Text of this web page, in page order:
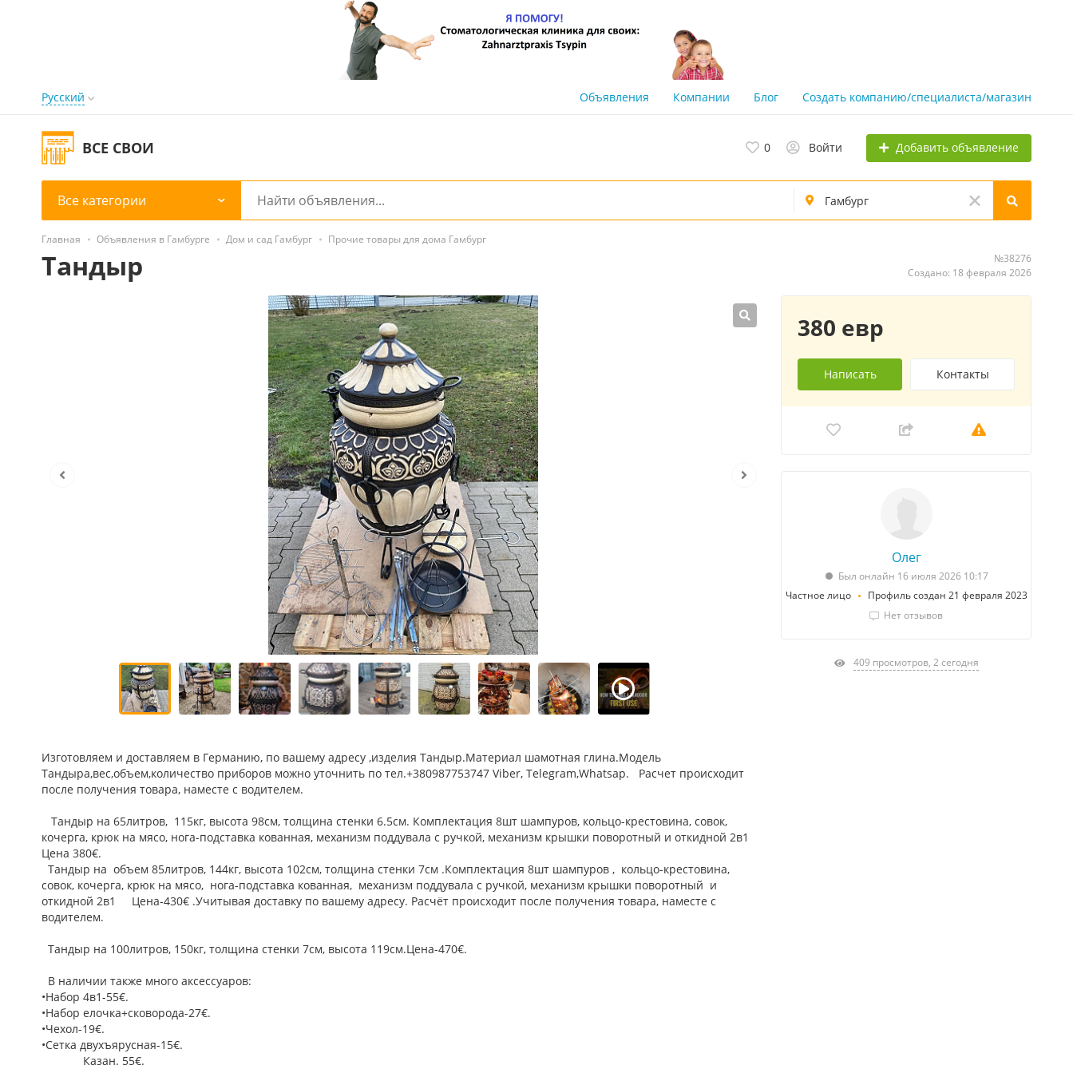
Русский Объявления Компании Блог Создать компанию/специалиста/магазин
ВСЕ СВОИ 0 Войти Добавить объявление
Все категории
Главная Объявления в Гамбурге Дом и сад Гамбург Прочие товары для дома Гамбург
Тандыр
№38276
Создано: 18 февраля 2026
Изготовляем и доставляем в Германию, по вашему адресу ,изделия Тандыр.Материал шамотная глина.Модель
Тандыра,вес,объем,количество приборов можно уточнить по тел.+380987753747 Viber, Telegram,Whatsap. Расчет происходит
после получения товара, наместе с водителем.
Тандыр на 65литров, 115кг, высота 98см, толщина стенки 6.5см. Комплектация 8шт шампуров, кольцо-крестовина, совок,
кочерга, крюк на мясо, нога-подставка кованная, механизм поддувала с ручкой, механизм крышки поворотный и откидной 2в1
Цена 380€.
Тандыр на объем 85литров, 144кг, высота 102см, толщина стенки 7см .Комплектация 8шт шампуров , кольцо-крестовина,
совок, кочерга, крюк на мясо, нога-подставка кованная, механизм поддувала с ручкой, механизм крышки поворотный и
откидной 2в1 Цена-430€ .Учитывая доставку по вашему адресу. Расчёт происходит после получения товара, наместе с
водителем.
Тандыр на 100литров, 150кг, толщина стенки 7см, высота 119см.Цена-470€.
В наличии также много аксессуаров:
•Набор 4в1-55€.
•Набор елочка+сковорода-27€.
•Чехол-19€.
•Сетка двухъярусная-15€.
Казан. 55€.
380 евр
Написать Контакты
Олег
Был онлайн 16 июля 2026 10:17
Частное лицо
Профиль создан 21 февраля 2023
Нет отзывов
409 просмотров, 2 сегодня